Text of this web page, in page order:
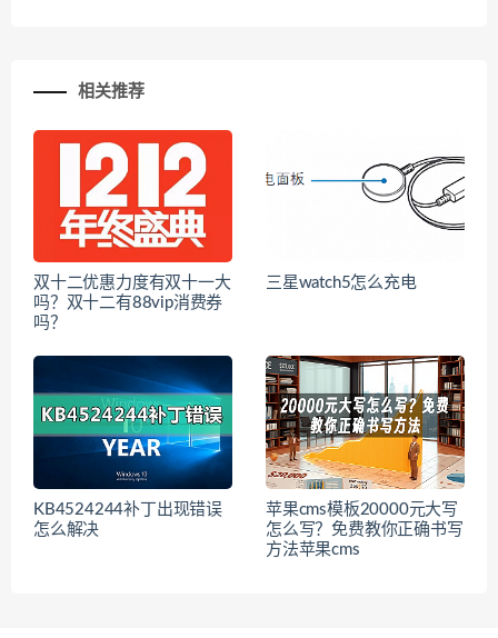
相关推荐
双十二优惠力度有双十一大
吗？双十二有88vip消费券
吗？
三星watch5怎么充电
KB4524244补丁出现错误
怎么解决
苹果cms模板20000元大写
怎么写？免费教你正确书写
方法苹果cms